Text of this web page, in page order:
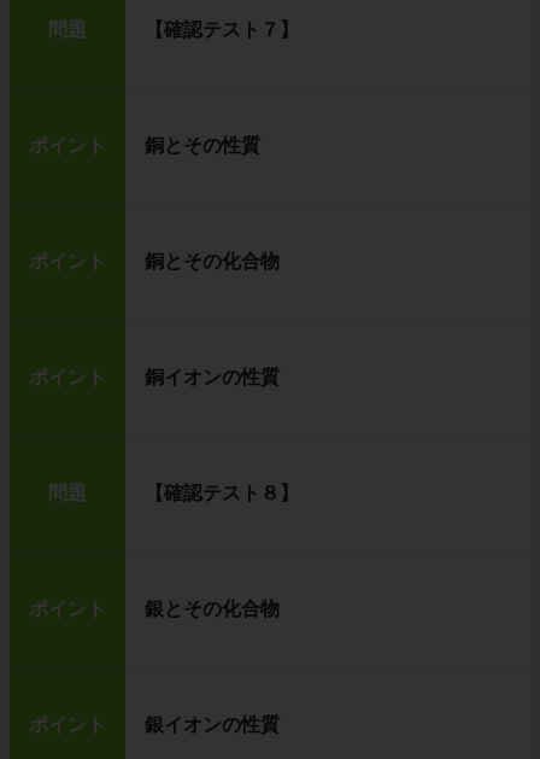
問題 【確認テスト７】
ポイント 銅とその性質
ポイント 銅とその化合物
ポイント 銅イオンの性質
問題 【確認テスト８】
ポイント 銀とその化合物
ポイント 銀イオンの性質